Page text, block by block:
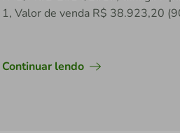
1, Valor de venda R$ 38.923,20
Continuar lendo